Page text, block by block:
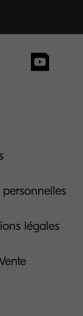
légales